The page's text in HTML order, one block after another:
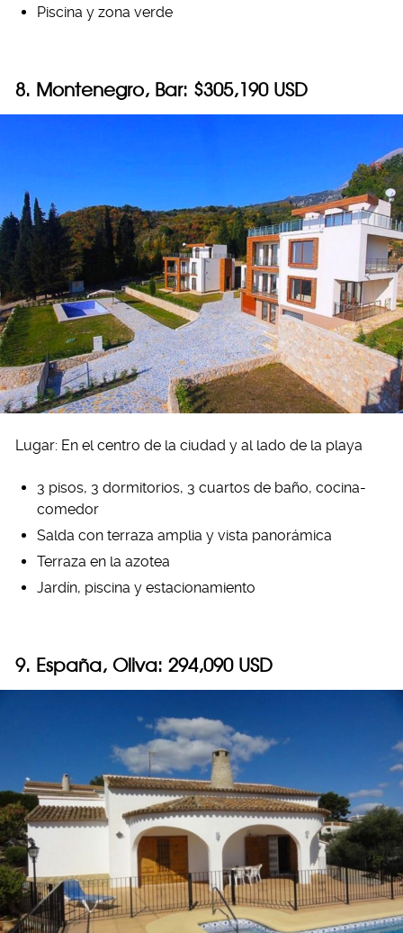
Piscina y zona verde
8. Montenegro, Bar: $305,190 USD
Lugar: En el centro de la ciudad y al lado de la playa
3 pisos, 3 dormitorios, 3 cuartos de baño, cocina-
comedor
Salda con terraza amplia y vista panorámica
Terraza en la azotea
Jardín, piscina y estacionamiento
9. España, Oliva: 294,090 USD